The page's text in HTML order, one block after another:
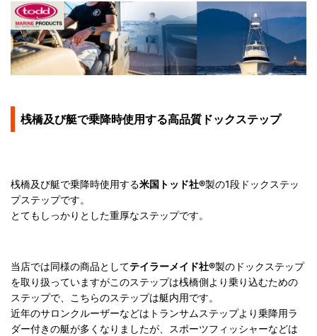
桟橋及び艇で乗降時使用する高品質ドックステップ
桟橋及び艇で乗降時使用する米国トッド社®製の1段ドックステッ
プステップです。
とてもしっかりとした重厚なステップです。
当店では同様の商品としてテイラーメイド社®製のドックステップ
を取り扱っていますがこのステップは桟橋側より乗り込むための
ステップで、こちらのステップは艇内用です。
近年のサロンクルーザーなどはトランサムステップより乗降用ラ
ダー付きの艇が多くなりましたが、スポーツフィッシャーなどは